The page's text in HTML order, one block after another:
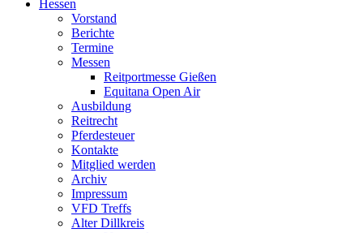
Hessen
Vorstand
Berichte
Termine
Messen
Reitportmesse Gießen
Equitana Open Air
Ausbildung
Reitrecht
Pferdesteuer
Kontakte
Mitglied werden
Archiv
Impressum
VFD Treffs
Alter Dillkreis